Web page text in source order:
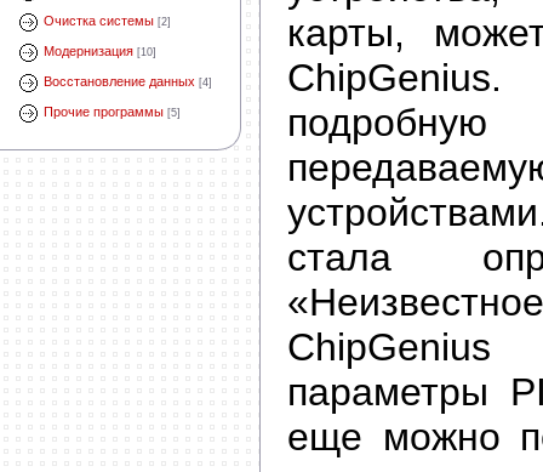
Очистка системы [2]
Модернизация [10]
Восстановление данных [4]
Прочие программы [5]
карты,
стала
параметры
еще можно